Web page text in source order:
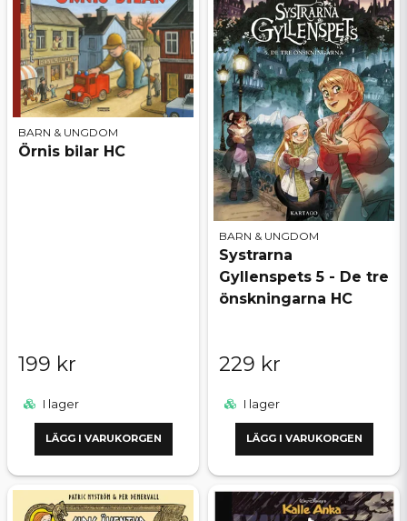
BARN & UNGDOM
Örnis bilar HC
199 kr
I lager
LÄGG I VARUKORGEN
BARN & UNGDOM
Systrarna
Gyllenspets 5 - De tre
önskningarna HC
229 kr
I lager
LÄGG I VARUKORGEN